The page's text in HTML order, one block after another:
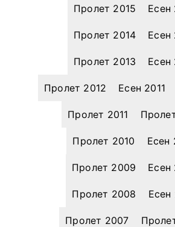
Пролет 2015 Есен
Пролет 2014 Есен
Пролет 2013 Есен
Пролет 2012 Есен 2011
Пролет 2011
Пролет 2010 Есен
Пролет 2009 Есен
Пролет 2008 Есен
Пролет 2007